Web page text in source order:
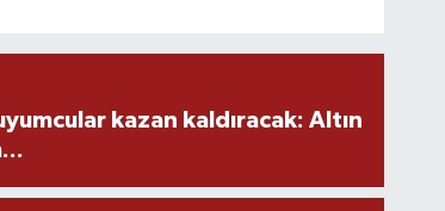
kazan kaldıracak: Altın